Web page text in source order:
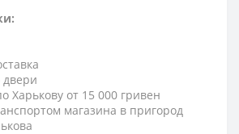
двери
Харькову от 15 000 гривен
магазина в пригород